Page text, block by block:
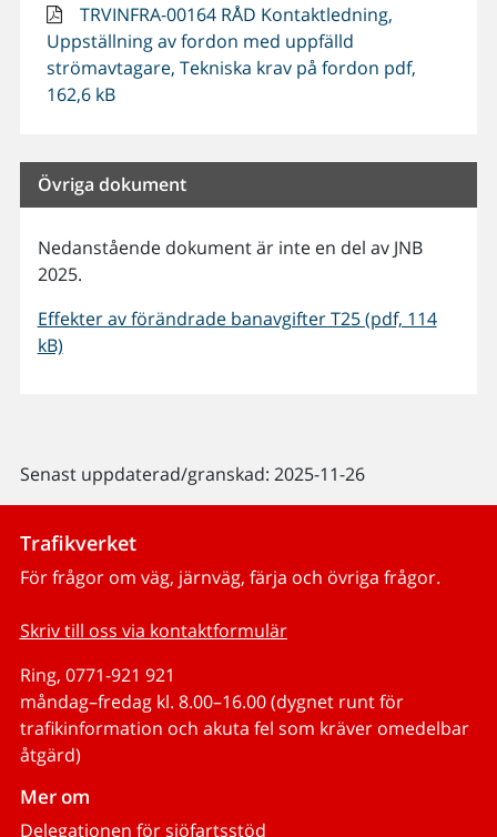
TRVINFRA-00164 RÅD Kontaktledning,
Uppställning av fordon med uppfälld
strömavtagare, Tekniska krav på fordon pdf,
162,6 kB
Övriga dokument
Nedanstående dokument är inte en del av JNB
2025.
Effekter av förändrade banavgifter T25 (pdf, 114
kB)
Senast uppdaterad/granskad: 2025-11-26
Trafikverket
För frågor om väg, järnväg, färja och övriga frågor.
Skriv till oss via kontaktformulär
Ring, 0771-921 921
måndag–fredag kl. 8.00–16.00 (dygnet runt för
trafikinformation och akuta fel som kräver omedelbar
åtgärd)
Mer om
Delegationen för sjöfartsstöd